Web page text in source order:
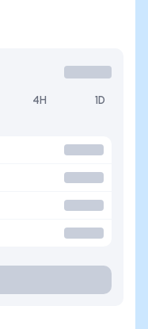
4H 1D